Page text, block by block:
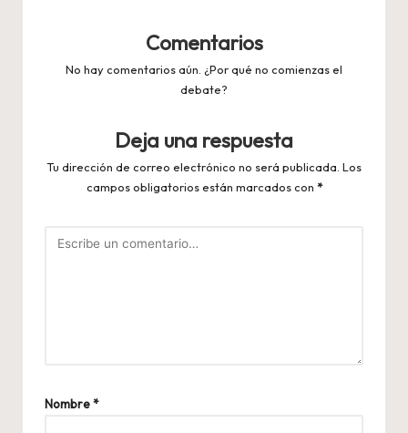
Comentarios
No hay comentarios aún. ¿Por qué no comienzas el
debate?
Deja una respuesta
Tu dirección de correo electrónico no será publicada. Los
campos obligatorios están marcados con *
Nombre*